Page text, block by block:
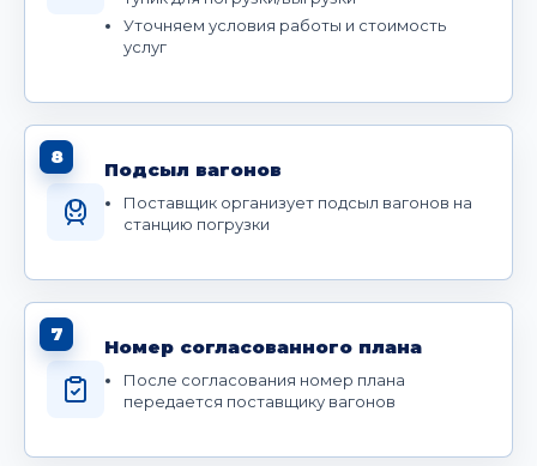
Уточняем условия работы и стоимость
услуг
8
Подсыл вагонов
Поставщик организует подсыл вагонов на
станцию погрузки
7
Номер согласованного плана
После согласования номер плана
передается поставщику вагонов